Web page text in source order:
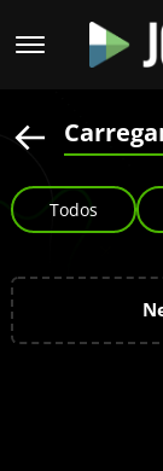
Todos